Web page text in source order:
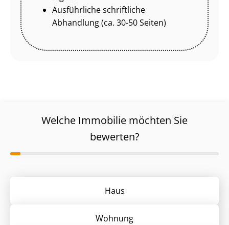
Ausführliche schriftliche
Abhandlung (ca. 30-50 Seiten)
Welche Immobilie möchten Sie
bewerten?
Haus
Wohnung